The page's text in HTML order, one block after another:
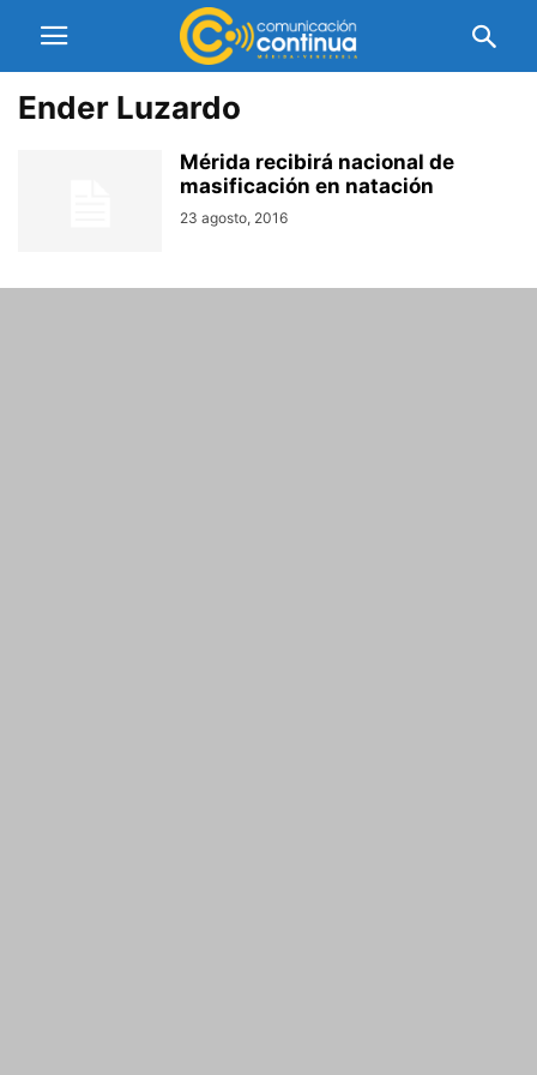
Ender Luzardo
Mérida recibirá nacional de
masificación en natación
23 agosto, 2016